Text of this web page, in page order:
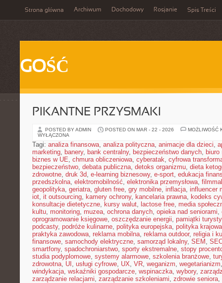
Strona główna Archiwum Dochodowy Rosjanie Spis Treści
GOŚĆ
PIKANTNE PRZYSMAKI
POSTED BY ADMIN POSTED ON MAR - 22 - 2026
MOŻLIWOŚĆ
WYŁĄCZONA
Tagi: analiza finansowa, analiza polityczna, animacje dla dzieci,
marketing, banery, bank centralny, bezpieczeństwo danych, biuro
biznes w UE, chmura obliczeniowa, cyberatak, cyfrowa
bezpieczeństwo, debata publiczna, detoks organizmu, dieta
zdrowotne, druk 3d, e-learning biznesowy, e-sport, edukacja
przedszkolna, elektromobilność, elektronika przemysłowa,
geopolityka, geriatra, gluten free, gry mobilne, inflacja, influencer
iot, it outsourcing, kamery ochrony, kancelaria prawna, kodeks
konsultacje dietetyczne, kursy walut, lactose free, media
kultu, monitoring, muzea, ochrona danych, opieka nad seniorami,
oprogramowanie księgowe, oszczędzanie energii, pamiątki
podcasty, podróże kulinarne, polityka europejska, polityka krajowa
praktyka zawodowa, reklama mobilna, reklama outdoor, religia i
finansowe, samochody elektryczne, samorząd lokalny, SEM ,
smartfony, spadochroniarstwo, sporty ekstremalne, stopy
studia podyplomowe, systemy alarmowe, szkolenia branżowe,
zdrowotna, UI , usługi cyfrowe, UX, VR, weganizm, wegetarianizm
windykacja, wskaźniki gospodarcze, wspinaczka, wybory,
zarządzanie relacjami, zarządzanie szkoleniami, zdrowie seniora,